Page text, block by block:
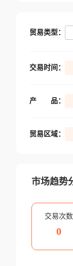
贸易类型：
交易时间：
产 品：
贸易区域：
市场趋势
交易次数
0